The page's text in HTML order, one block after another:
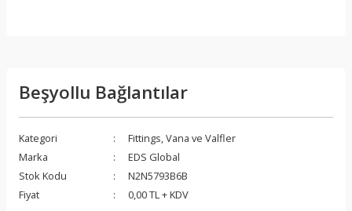
Beşyollu Bağlantılar
Kategori
Fittings, Vana ve Valfler
Marka
EDS Global
Stok Kodu
N2N5793B6B
Fiyat
0,00 TL + KDV